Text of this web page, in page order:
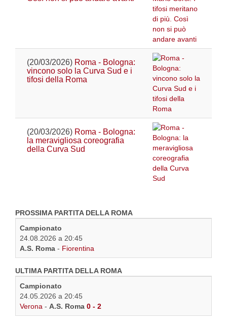
(20/03/2026) Roma - Bologna:
vincono solo la Curva Sud e i
tifosi della Roma
(20/03/2026) Roma - Bologna:
la meravigliosa coreografia
della Curva Sud
PROSSIMA PARTITA DELLA ROMA
Campionato
24.08.2026 a 20:45
A.S. Roma - Fiorentina
ULTIMA PARTITA DELLA ROMA
Campionato
24.05.2026 a 20:45
Verona - A.S. Roma 0 - 2